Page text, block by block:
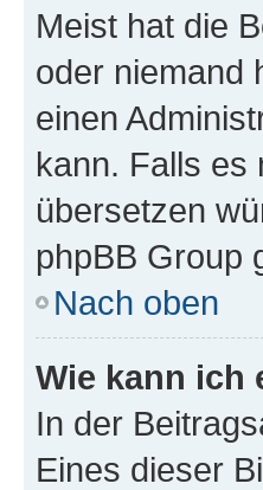
Meist hat die
oder niemand
einen
kann. Falls es
übersetzen
phpBB Group
Nach oben
Wie kann ich
In der
Eines dieser